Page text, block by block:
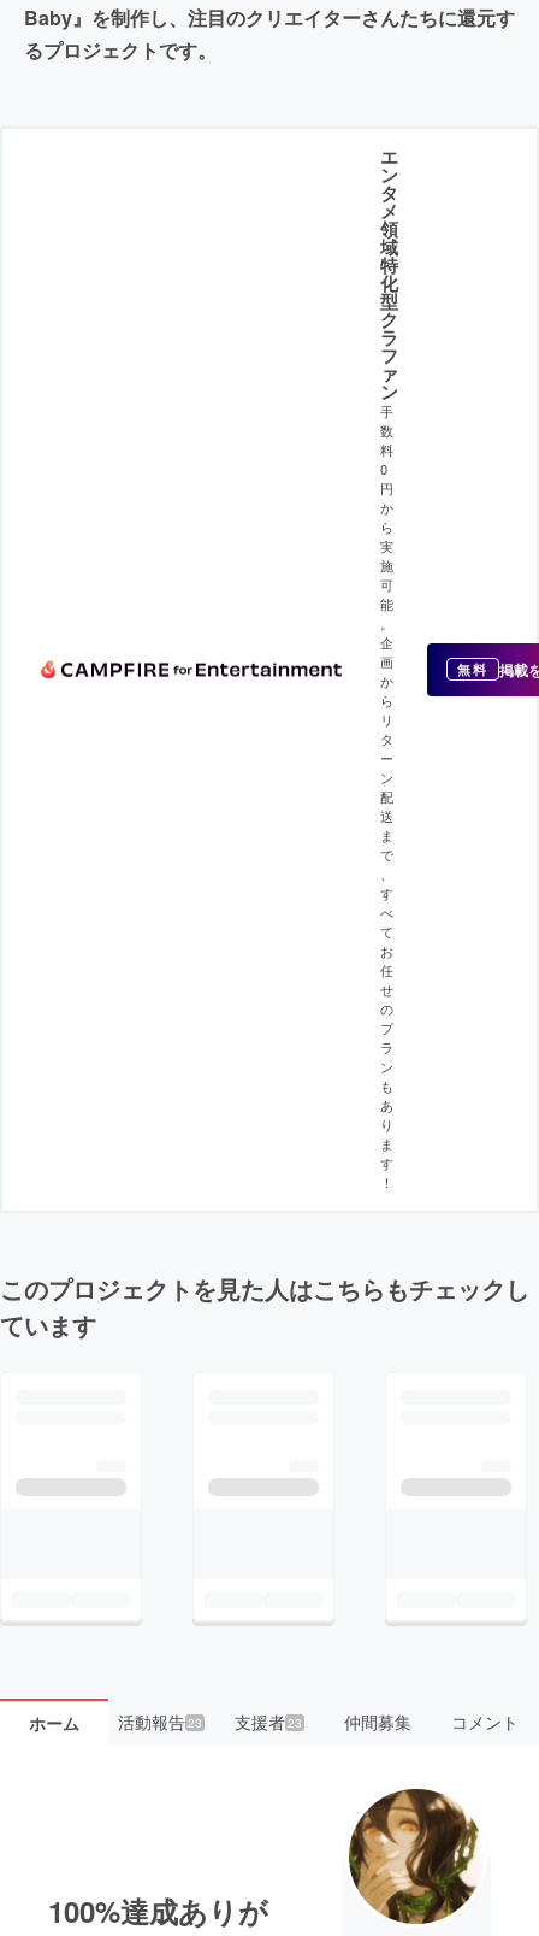
Baby』を制作し、注目のクリエイターさんたちに還元す
るプロジェクトです。
エ
ン
タ
メ
領
域
特
化
型
ク
ラ
フ
ァ
ン
手
数
料
0
円
か
ら
実
施
可
能
企
画
か
ら
リ
タ
ー
ン
配
送
ま
で
す
べ
て
お
任
せ
の
プ
ラ
ン
も
あ
り
ま
す
！
無料 掲載
このプロジェクトを見た人はこちらもチェックし
ています
ホーム 活動報告23 支援者 23 仲間募集 コメント
100%達成ありが